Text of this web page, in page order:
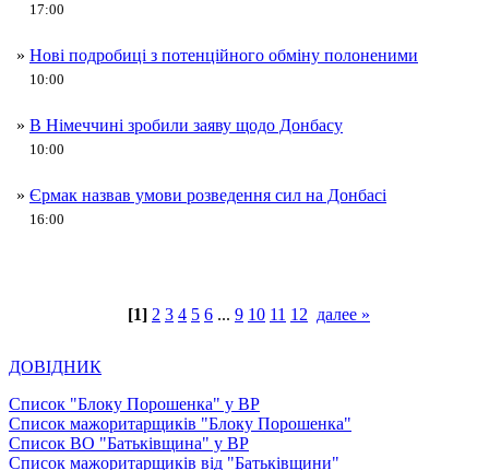
17:00
» Нові подробиці з потенційного обміну полоненими
10:00
» В Німеччині зробили заяву щодо Донбасу
10:00
» Єрмак назвав умови розведення сил на Донбасі
16:00
[1] 2 3 4 5 6 ... 9 10 11 12 далее »
ДОВІДНИК
Список "Блоку Порошенка" у ВР
Список мажоритарщиків "Блоку Порошенка"
Список ВО "Батьківщина" у ВР
Список мажоритарщиків від "Батьківщини"